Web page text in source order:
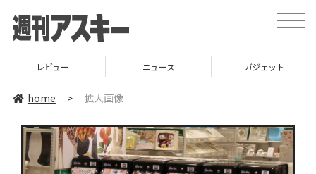
toggle
レビュー ニュース ガジェット
home > 拡大画像